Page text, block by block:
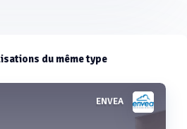
du même type
ENVEA